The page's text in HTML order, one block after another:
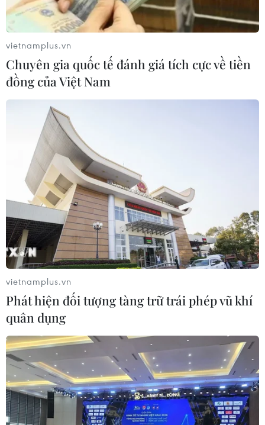
IS có cơ sở ngầm tại hầu hết các tỉnh,
thành của Indonesia
13/06/2017 07:45
Tư lệnh quân đội Indonesia, Tướng Gatot Nurmantyo
cho biết nhóm phiến quân Nhà nước Hồi giáo (IS) tự
xưng đã có sự hiện diện ở hầu hết các tỉnh, thành trên
khắp quốc gia Hồi giáo này.
vietnamplus.vn
Chuyên gia quốc tế đánh giá tích cực về tiền
đồng của Việt Nam
vietnamplus.vn
Phát hiện đối tượng tàng trữ trái phép vũ khí
quân dụng